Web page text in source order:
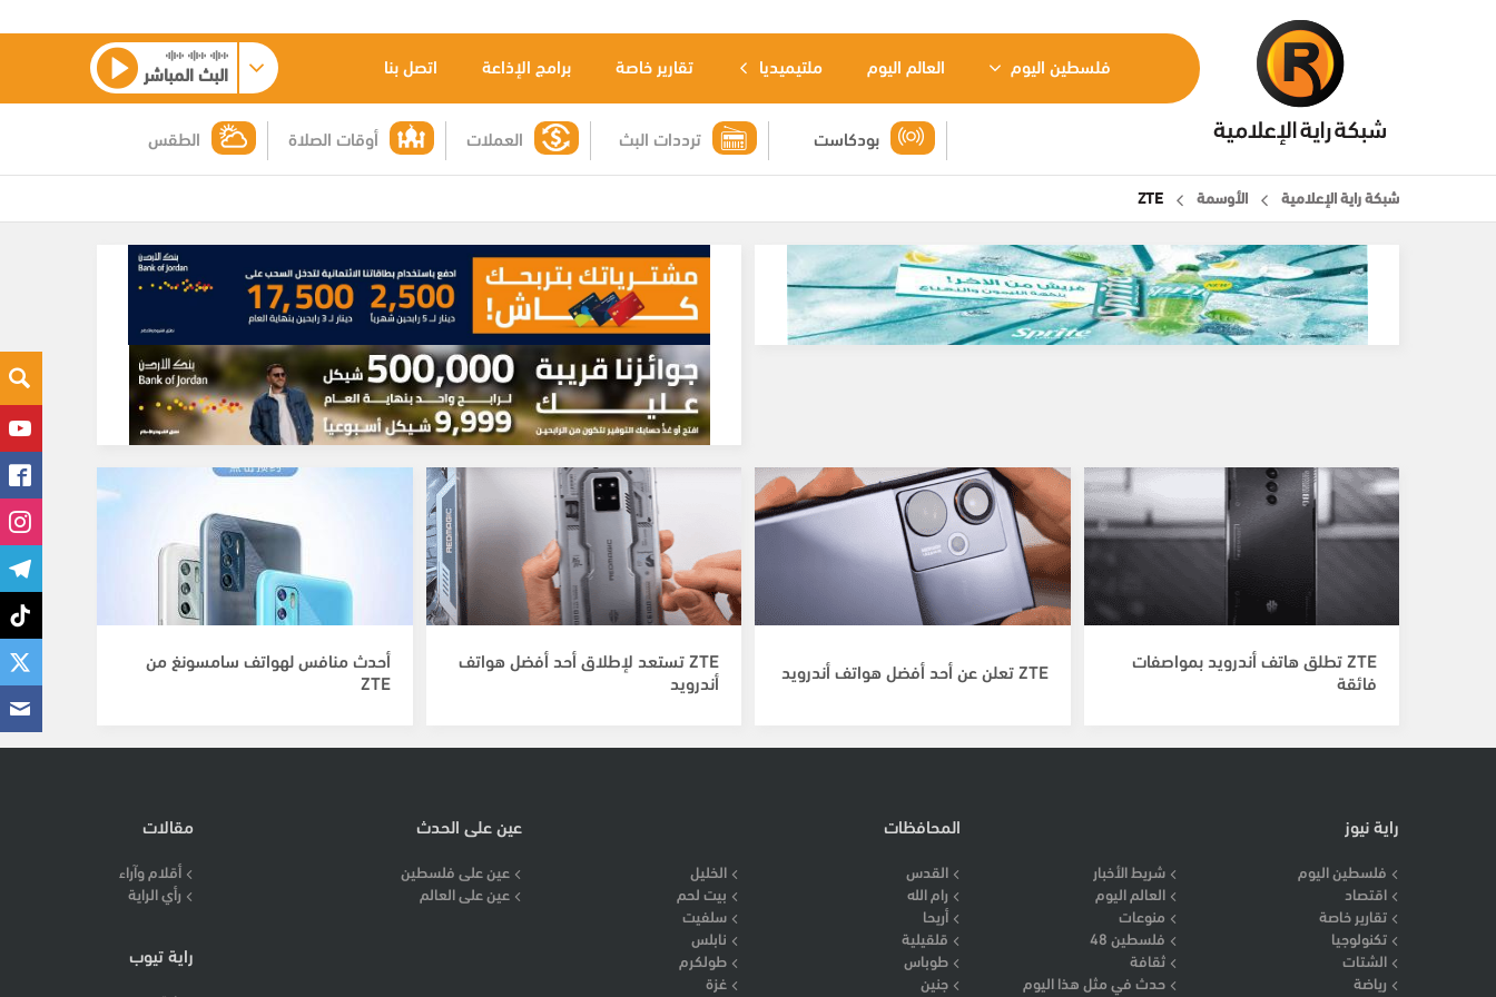
فلسطين اليوم العالم اليوم ملتيميديا تقارير خاصة برامج الإذاعة اتصل بنا البث المباشر
الطقس أوقات الصلاة العملات ترددات البث بودكاست
شبكة راية الإعلامية الأوسمة ZTE
ZTE تطلق هاتف أندرويد بمواصفات
فائقة
ZTE تعلن عن أحد أفضل هواتف أندرويد
ZTE تستعد لإطلاق أحد أفضل هواتف
أندرويد
أحدث منافس لهواتف سامسونغ من
ZTE
راية نيوز
فلسطين اليوم
شريط الأخبار
اقتصاد
العالم اليوم
تقارير خاصة
منوعات
تكنولوجيا
فلسطين 48
الشتات
ثقافة
رياضة
حدث في مثل هذا اليوم
المحافظات
القدس
الخليل
رام الله
بيت لحم
أريحا
سلفيت
قلقيلية
نابلس
طوباس
طولكرم
جنين
غزة
عين على الحدث
عين على فلسطين
عين على العالم
مقالات
أقلام وآراء
رأي الراية
راية تيوب